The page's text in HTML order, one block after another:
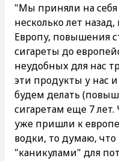
"Мы приняли на себя
несколько лет
Европу, повышения
сигареты до
неудобных для нас
эти продукты у нас
будем делать
сигаретам еще 7 лет.
уже пришли к
водки, то думаю,
"каникулами" для